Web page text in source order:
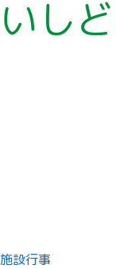
いし
施設行事